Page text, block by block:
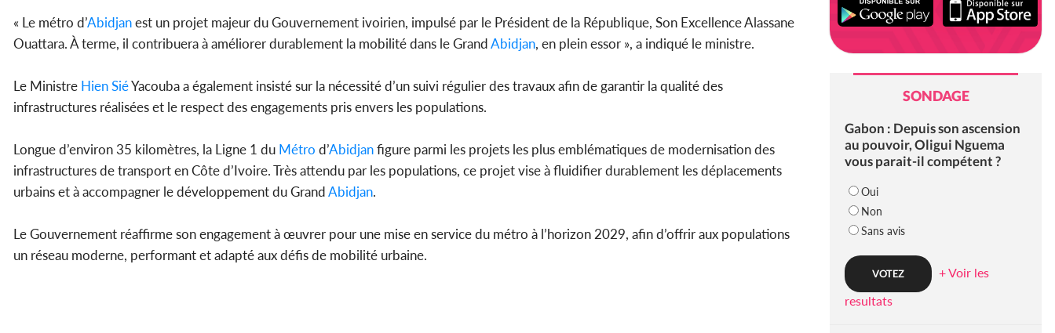
« Le métro d’Abidjanest un projet majeur du Gouvernement ivoirien, impulsé par le Président de la République, Son Excellence Alassane
Ouattara. À terme, il contribuera à améliorer durablement la mobilité dans le GrandAbidjan, en plein essor », a indiqué le ministre.
Le Ministre Hien SiéYacouba a également insisté sur la nécessité d’un suivi régulier des travaux afin de garantir la qualité des
infrastructures réalisées et le respect des engagements pris envers les populations.
Longue d’environ 35 kilomètres, la Ligne 1 du Métro d’Abidjanfigure parmi les projets les plus emblématiques de modernisation des
infrastructures de transport en Côte d’Ivoire. Très attendu par les populations, ce projet vise à fluidifier durablement les déplacements
urbains et à accompagner le développement du GrandAbidjan.
Le Gouvernement réaffirme son engagement à œuvrer pour une mise en service du métro à l’horizon 2029, afin d’offrir aux populations
un réseau moderne, performant et adapté aux défis de mobilité urbaine.
SONDAGE
Gabon : Depuis son ascension
au pouvoir, Oligui Nguema
vous parait-il compétent ?
Oui
Non
Sans avis
+ Voir les
resultats